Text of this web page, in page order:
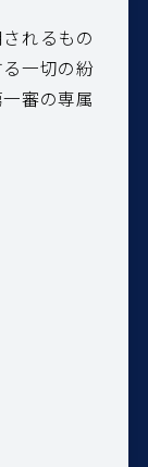
れるもの
一切の紛
審の専属